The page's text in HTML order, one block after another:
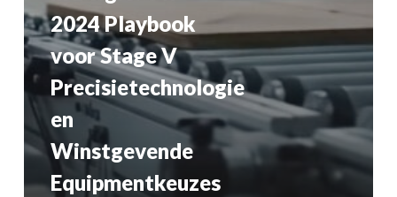
Equipmentkeuzes
2024 Playbook
voor Stage V
Precisietechnologie
en
Winstgevende
Equipmentkeuzes